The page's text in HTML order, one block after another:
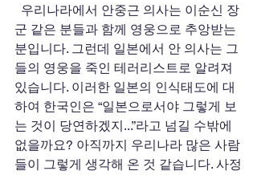
군 같은 분들과 함께 영웅으로 추앙받는
분입니다. 그런데 일본에서 안 의사는 그
들의 영웅을 죽인 테러리스트로 알려져
있습니다. 이러한 일본의 인식태도에 대
하여 한국인은 “일본으로서야 그렇게 보
는 것이 당연하겠지...”라고 넘길 수밖에
없을까요? 아직까지 우리나라 많은 사람
들이 그렇게 생각해 온 것 같습니다. 사정